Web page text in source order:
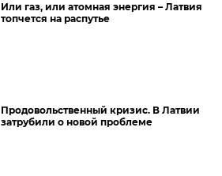
Или газ, или атомная энергия – Латвия
топчется на распутье
Продовольственный кризис. В Латвии
затрубили о новой проблеме